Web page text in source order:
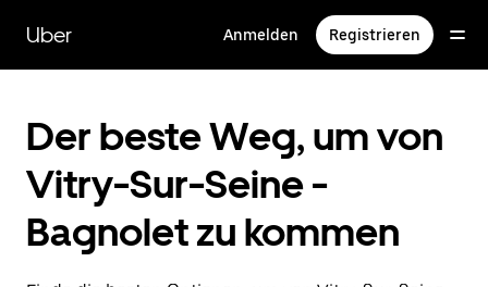
zum
Hauptinhalt
Uber Anmelden Registrieren
Der beste Weg, um von
Vitry-Sur-Seine -
Bagnolet zu kommen